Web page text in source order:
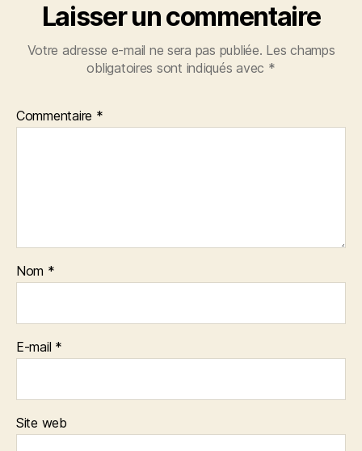
Laisser un commentaire
Votre adresse e-mail ne sera pas publiée. Les champs
obligatoires sont indiqués avec *
Commentaire *
Nom *
E-mail *
Site web